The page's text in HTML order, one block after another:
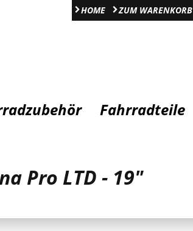
HOME ZUM WARENKORB
Fahrradteile
Pro LTD - 19"